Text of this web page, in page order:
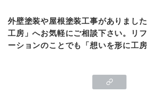
外壁塗装や屋根塗装工事がありまし
工房」へお気軽にご相談下さい。リ
ーションのことでも「想いを形に工房